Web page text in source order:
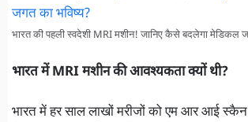
भारत की पहली स्वदेशी MRI मशीन! जानिए कैसे बदलेगा मेडिकल
भारत में MRI मशीन की आवश्यकता क्यों थी?
भारत में हर साल लाखों मरीजों को एम आर आई